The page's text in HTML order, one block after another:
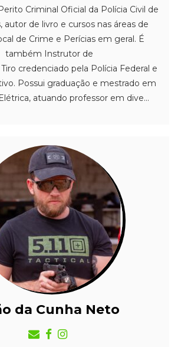
Criminal Oficial da Polícia Civil de
autor de livro e cursos nas áreas de
de Crime e Perícias em geral. É
também Instrutor de
credenciado pela Polícia Federal e
Possui graduação e mestrado em
atuando professor em dive...
da Cunha Neto